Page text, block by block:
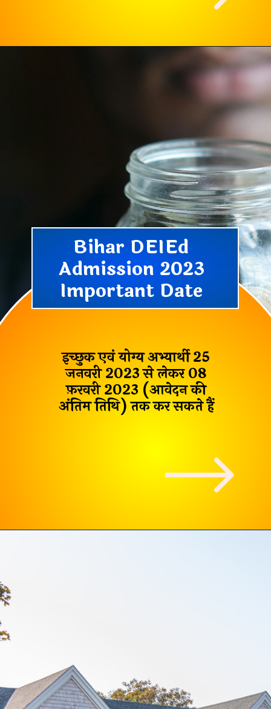
Bihar DEIEd
Admission 2023
Important Date
इच्छुक एवं योग्य अभ्यार्थी25
जनवरी 2023 से लेकर 08
फ़रवरी 2023 (आवेदन की
अंतिम तिथि) तक कर सकते हैं